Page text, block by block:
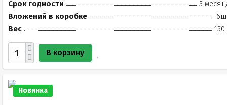
Срок годности
3
Вложений в коробке
Вес
150
В корзину
Новинка